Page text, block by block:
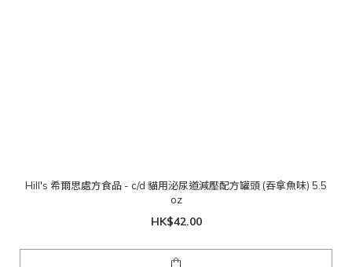
Hill's 希爾思處方食品 - c/d 貓用泌尿道減壓配方罐頭 (吞拿魚味) 5.5
oz
HK$42.00